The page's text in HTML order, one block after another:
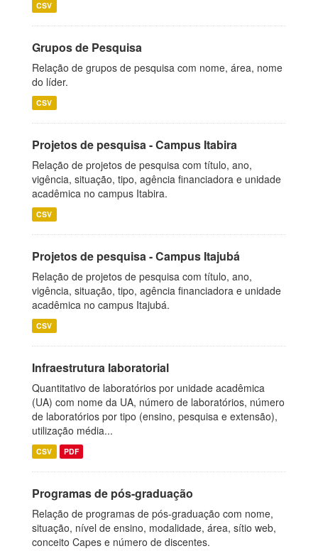
CSV
Grupos de Pesquisa
Relação de grupos de pesquisa com nome, área, nome
do líder.
CSV
Projetos de pesquisa - Campus Itabira
Relação de projetos de pesquisa com título, ano,
vigência, situação, tipo, agência financiadora e unidade
acadêmica no campus Itabira.
CSV
Projetos de pesquisa - Campus Itajubá
Relação de projetos de pesquisa com título, ano,
vigência, situação, tipo, agência financiadora e unidade
acadêmica no campus Itajubá.
CSV
Infraestrutura laboratorial
Quantitativo de laboratórios por unidade acadêmica
(UA) com nome da UA, número de laboratórios, número
de laboratórios por tipo (ensino, pesquisa e extensão),
utilização média...
CSV PDF
Programas de pós-graduação
Relação de programas de pós-graduação com nome,
situação, nível de ensino, modalidade, área, sítio web,
conceito Capes e número de discentes.